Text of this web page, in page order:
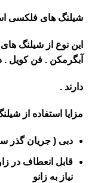
شیلنگ های فلکسی
این نوع از شیلنگ
آبگرمکن . فن کویل
دارند .
مزایا استفاده
دبی ( جریان گذر
قابل انعطاف در
نیاز به زانو